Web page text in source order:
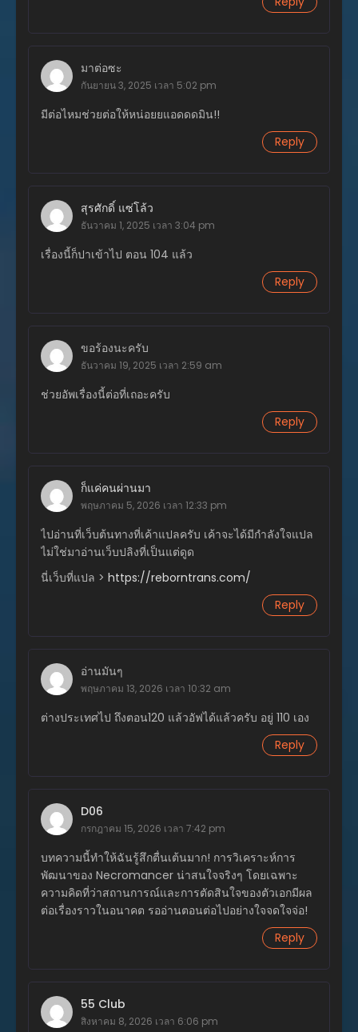
ตอนที่ 107
มกราคม 22, 2026
ตอนที่ 106
มกราคม 22, 2026
ตอนที่ 104
มกราคม 22, 2026
มกราคม 12, 2026
มกราคม 12, 2026
ตอนที่ 100
มกราคม 12, 2026
ตอนที่ 98
มกราคม 12, 2026
ตอนที่ 97
มกราคม 12, 2026
ตอนที่ 96
ตอนที่ 94
มกราคม 12, 2026
ตอนที่ 92
สิงหาคม 29, 2025
ตอนที่ 91
ตอนที่ 90
สิงหาคม 29, 2025
ตอนที่ 88
ตอนที่ 87
มาต่อซะ
กันยายน 3, 2025 เวลา 5:02 pm
มีต่อไหมช่วยต่อให้หน่อยยแอดดดมิน!!
Reply
สุรศักดิ์ แซ่โล้ว
ธันวาคม 1, 2025 เวลา 3:04 pm
เรื่องนี้ก็ปาเข้าไป ตอน 104 แล้ว
Reply
ขอร้องนะครับ
ธันวาคม 19, 2025 เวลา 2:59 am
ช่วยอัพเรื่องนี้ต่อที่เถอะครับ
Reply
ก็แค่คนผ่านมา
พฤษภาคม 5, 2026 เวลา 12:33 pm
ไปอ่านที่เว็บต้นทางที่เค้าแปลครับ เค้าจะได้มีกำลังใจแปล
ไม่ใช่มาอ่านเว็บปลิงที่เป็นแต่ดูด
นี่เว็บที่แปล > https://reborntrans.com/
Reply
อ่านมันๆ
พฤษภาคม 13, 2026 เวลา 10:32 am
ต่างประเทศไป ถึงตอน120 แล้วอัฟได้แล้วครับ อยู่ 110 เอง
Reply
D06
กรกฎาคม 15, 2026 เวลา 7:42 pm
บทความนี้ทำให้ฉันรู้สึกตื่นเต้นมาก! การวิเคราะห์การ
พัฒนาของ Necromancer น่าสนใจจริงๆ โดยเฉพาะ
ความคิดที่ว่าสถานการณ์และการตัดสินใจของตัวเอกมีผล
ต่อเรื่องราวในอนาคต รออ่านตอนต่อไปอย่างใจจดใจจ่อ!
Reply
55 Club
สิงหาคม 8, 2026 เวลา 6:06 pm